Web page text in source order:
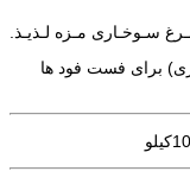
سـوخـاری مـزه لـذیـذ.
برای فست فود ها